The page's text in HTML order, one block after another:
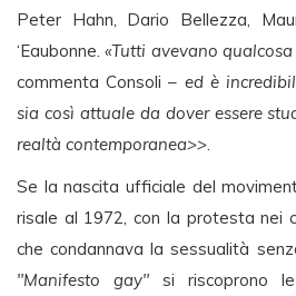
Peter Hahn, Dario Bellezza,
‘Eaubonne.«Tutti avevano
commenta Consoli – ed è
sia così attuale da dover essere
realtà contemporanea>>.
Se la nascita ufficiale del
risale al 1972, con la protesta nei
che condannava la sessualità
"Manifesto gay"si riscoprono